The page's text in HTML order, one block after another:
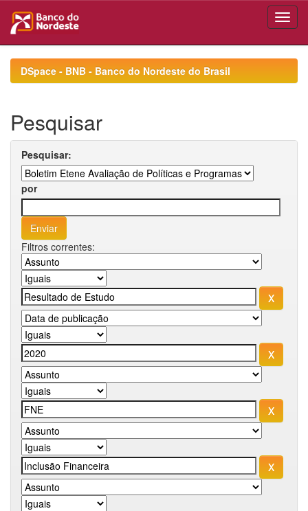
navigationDSpace - BNB - Banco do Nordeste do Brasil
Pesquisar
Pesquisar:
por
Filtros correntes: